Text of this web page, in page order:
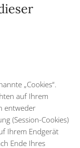
„Cookies“.
auf Ihrem
entweder
(Session-Cookies)
Ihrem Endgerät
Ende Ihres